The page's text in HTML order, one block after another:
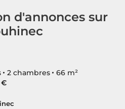
d'annonces sur
2 chambres
66 m²
€